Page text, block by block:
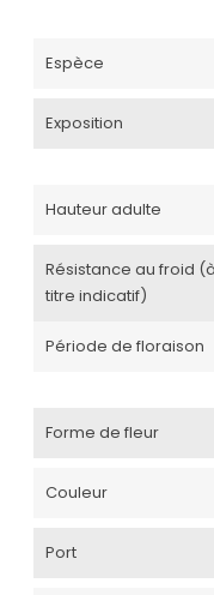
Espèce
Exposition
Hauteur adulte
Résistance au froid (à
titre indicatif)
Période de floraison
Forme de fleur
Couleur
Port